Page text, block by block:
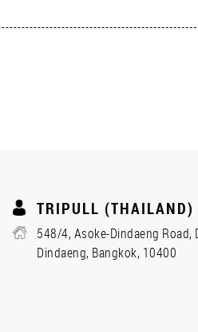
TRIPULL
548/4, Asoke-Dindaeng Road,
Dindaeng, Bangkok, 10400